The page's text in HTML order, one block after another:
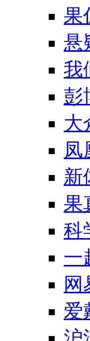
果
悬
我
彭
大
凤
新
果
科
一
网
爱